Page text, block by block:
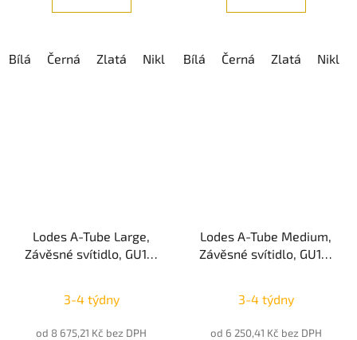
Bílá Černá Zlatá Nikl Kávová
Bílá Černá Zlatá Nikl
Lodes A-Tube Large,
Závěsné svítidlo, GU10,
3-4 týdny
od 8 675,21 Kč bez DPH
Lodes A-Tube Medium,
Závěsné svítidlo, GU10,
3-4 týdny
od 6 250,41 Kč bez DPH